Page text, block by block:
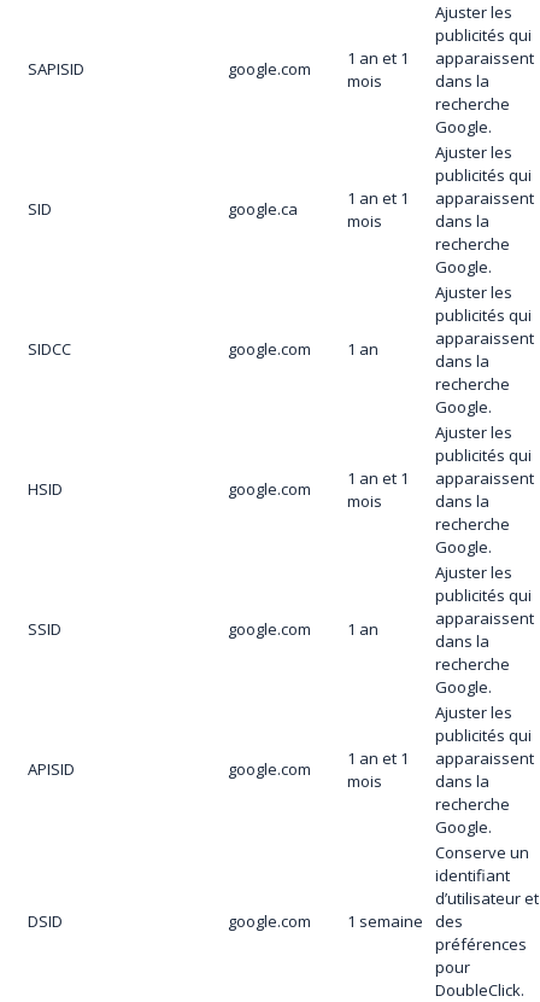
SAPISID google.com
1 an et 1
mois
Ajuster les
publicités qui
apparaissent
dans la
recherche
Google.
SID google.ca
1 an et 1
mois
Ajuster les
publicités qui
apparaissent
dans la
recherche
Google.
SIDCC google.com 1 an
Ajuster les
publicités qui
apparaissent
dans la
recherche
Google.
HSID google.com
1 an et 1
mois
Ajuster les
publicités qui
apparaissent
dans la
recherche
Google.
SSID google.com 1 an
Ajuster les
publicités qui
apparaissent
dans la
recherche
Google.
APISID google.com
1 an et 1
mois
Ajuster les
publicités qui
apparaissent
dans la
recherche
Google.
DSID google.com 1 semaine
Conserve un
identifiant
d’utilisateur et
des
préférences
pour
DoubleClick.